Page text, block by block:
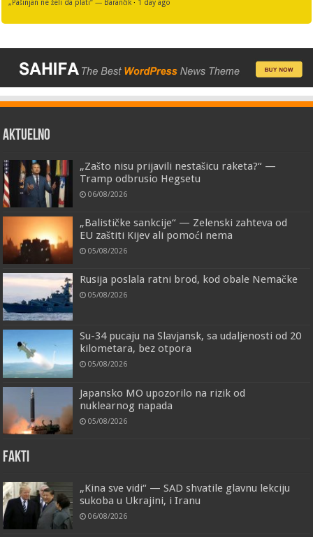
„Pašinjan ne želi da plati“ — Barančik · 1 day ago
AKTUELNO
„Zašto nisu prijavili nestašicu raketa?“ —
Tramp odbrusio Hegsetu
06/08/2026
„Balističke sankcije“ — Zelenski zahteva od
EU zaštiti Kijev ali pomoći nema
05/08/2026
Rusija poslala ratni brod, kod obale Nemačke
05/08/2026
Su-34 pucaju na Slavjansk, sa udaljenosti od 20
kilometara, bez otpora
05/08/2026
Japansko MO upozorilo na rizik od
nuklearnog napada
05/08/2026
FAKTI
„Kina sve vidi“ — SAD shvatile glavnu lekciju
sukoba u Ukrajini, i Iranu
06/08/2026